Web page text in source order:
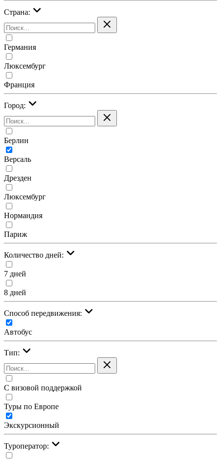
Страна:
Германия
Люксембург
Франция
Город:
Берлин
Версаль
Дрезден
Люксембург
Нормандия
Париж
Количество дней:
7 дней
8 дней
Cпособ передвижения:
Автобус
Тип:
С визовой поддержкой
Туры по Европе
Экскурсионный
Туроператор: